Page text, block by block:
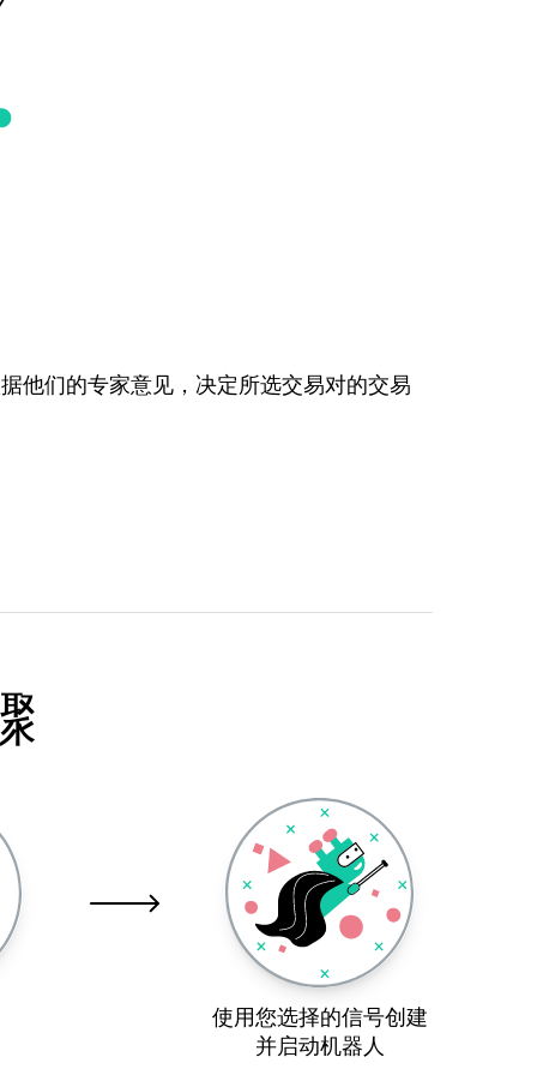
他们的专家意见，决定所选交易对的交易
使用您选择的信号创建
并启动机器人